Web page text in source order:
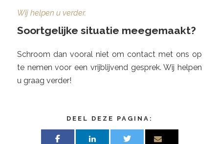
Wij helpen u verder.
Soortgelijke situatie meegemaakt?
Schroom dan vooral niet om contact met ons op
te nemen voor een vrijblijvend gesprek. Wij helpen
u graag verder!
DEEL DEZE PAGINA: